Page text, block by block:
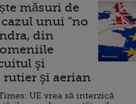
măsuri de
unui ”no
din
şi
şi aerian
UE vrea să interzică